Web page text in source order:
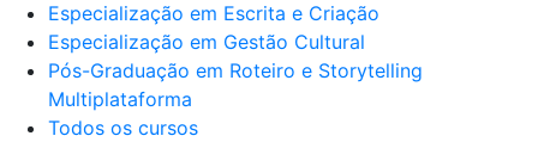
Especialização em Escrita e Criação
Especialização em Gestão Cultural
Pós-Graduação em Roteiro e Storytelling
Multiplataforma
Todos os cursos